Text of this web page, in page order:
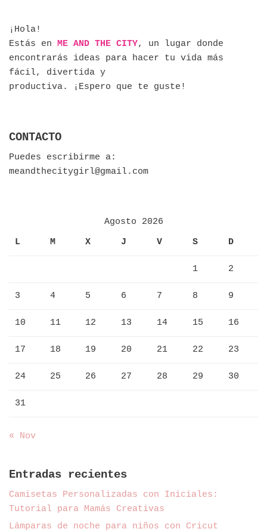
¡Hola!
Estás en ME AND THE CITY, un lugar donde
encontrarás ideas para hacer tu vida más
fácil, divertida y
productiva. ¡Espero que te guste!
CONTACTO
Puedes escribirme a:
meandthecitygirl@gmail.com
Agosto 2026
L
M X J V S D
1 2
3 4 5 6 7 8 9
10 11 12 13 14 15 16
17 18 19 20 21 22 23
24 25 26 27 28 29 30
31
« Nov
Entradas recientes
Camisetas Personalizadas con Iniciales:
Tutorial para Mamás Creativas
Lámparas de noche para niños con Cricut